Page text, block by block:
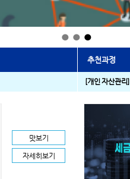
● ● ●
맛보기
자세히보기
추천과정
[개인 자산관